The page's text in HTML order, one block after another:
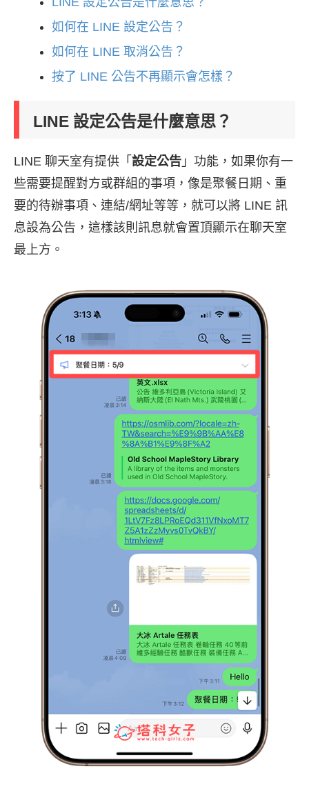
如何在 LINE 設定公告？
如何在 LINE 取消公告？
按了 LINE 公告不再顯示會怎樣？
LINE 設定公告是什麼意思？
LINE 聊天室有提供「 設定公告 」功能，如果你有一
些需要提醒對方或群組的事項，像是聚餐日期、重
要的待辦事項、連結/網址等等，就可以將 LINE 訊
息設為公告，這樣該則訊息就會置頂顯示在聊天室
最上方。